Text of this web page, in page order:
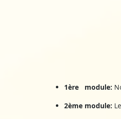
1ère module:
2ème module: